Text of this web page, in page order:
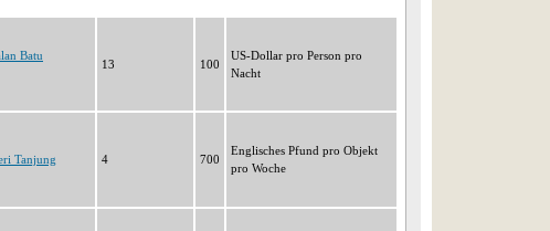
Batu
13 100
US-Dollar pro Person pro
Nacht
Tanjung 4 700
Englisches Pfund pro Objekt
pro Woche